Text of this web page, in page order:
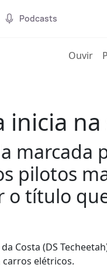
Podcasts
Ouvir
inicia
marcada
pilotos
o título
Costa (DS
carros elétricos.